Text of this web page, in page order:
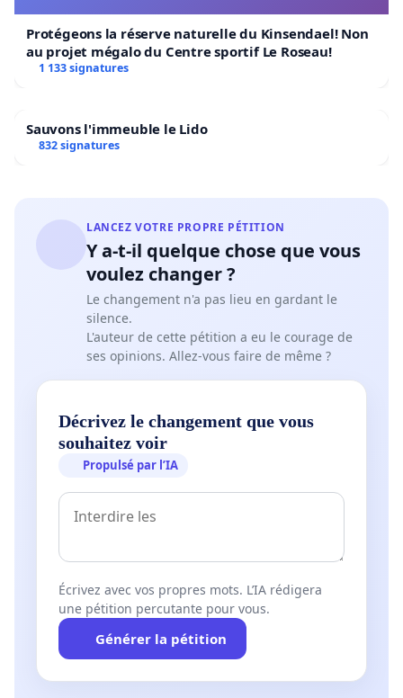
Protégeons la réserve naturelle du Kinsendael! Non
au projet mégalo du Centre sportif Le Roseau!
1 133 signatures
Sauvons l'immeuble le Lido
832 signatures
LANCEZ VOTRE PROPRE PÉTITION
Y a-t-il quelque chose que vous
voulez changer ?
Le changement n'a pas lieu en gardant le
silence.
L'auteur de cette pétition a eu le courage de
ses opinions. Allez-vous faire de même ?
Décrivez le changement que vous
souhaitez voir
Propulsé par l’IA
Écrivez avec vos propres mots. L’IA rédigera
une pétition percutante pour vous.
Générer la pétition